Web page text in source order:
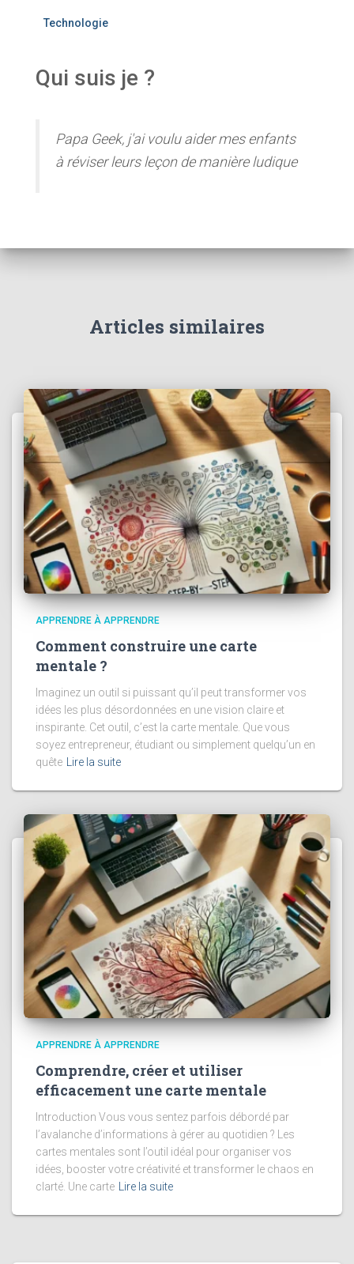
Technologie
Qui suis je ?
Papa Geek, j'ai voulu aider mes enfants
à réviser leurs leçon de manière ludique
Articles similaires
APPRENDRE À APPRENDRE
Comment construire une carte
mentale ?
Imaginez un outil si puissant qu’il peut transformer vos
idées les plus désordonnées en une vision claire et
inspirante. Cet outil, c’est la carte mentale. Que vous
soyez entrepreneur, étudiant ou simplement quelqu’un en
quête Lire la suite
APPRENDRE À APPRENDRE
Comprendre, créer et utiliser
efficacement une carte mentale
Introduction Vous vous sentez parfois débordé par
l’avalanche d’informations à gérer au quotidien ? Les
cartes mentales sont l’outil idéal pour organiser vos
idées, booster votre créativité et transformer le chaos en
clarté. Une carte
Lire la suite